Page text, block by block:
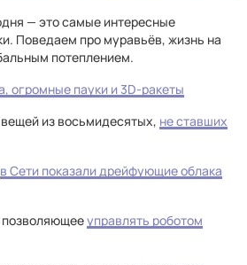
— это самые интересные
Поведаем про муравьёв, жизнь на
потеплением.
огромные пауки и 3D-ракеты
из восьмидесятых, не ставших
в Сети показали дрейфующие облака
позволяющееуправлять роботом